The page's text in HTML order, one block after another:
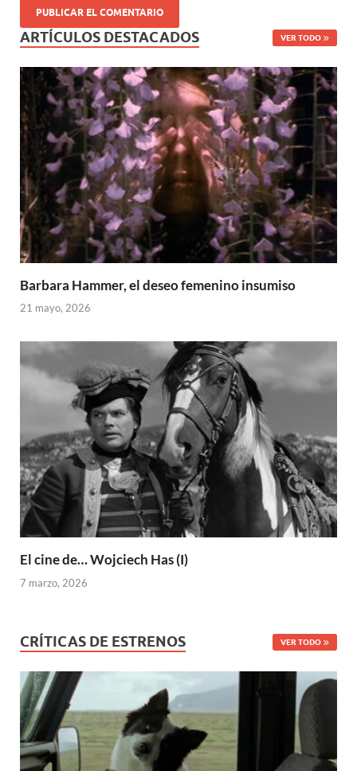
ARTÍCULOS DESTACADOS VER TODO
Barbara Hammer, el deseo femenino insumiso
21 mayo, 2026
El cine de… Wojciech Has (I)
7 marzo, 2026
CRÍTICAS DE ESTRENOS VER TODO